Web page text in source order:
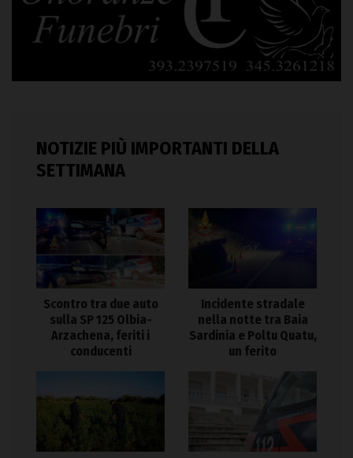
NOTIZIE PIÙ IMPORTANTI DELLA
SETTIMANA
Scontro tra due auto
sulla SP 125 Olbia-
Arzachena, feriti i
conducenti
Incidente stradale
nella notte tra Baia
Sardinia e Poltu Quatu,
un ferito